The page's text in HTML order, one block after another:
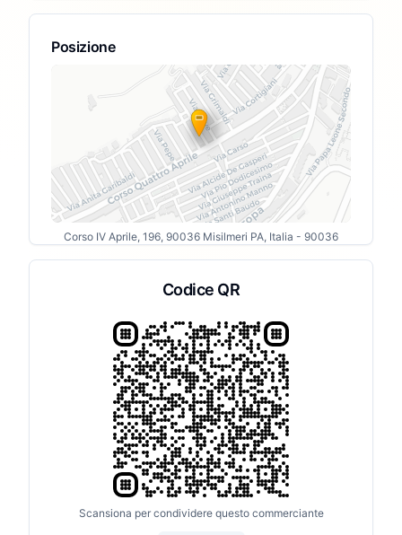
Posizione
Corso IV Aprile, 196, 90036 Misilmeri PA, Italia - 90036
Codice QR
Scansiona per condividere questo commerciante